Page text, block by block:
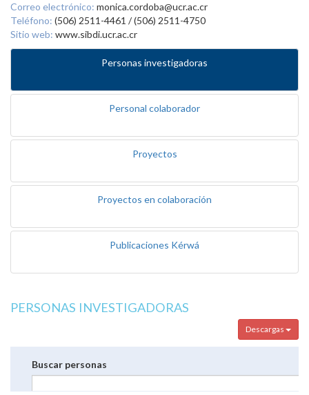
Correo electrónico: monica.cordoba@ucr.ac.cr
Teléfono: (506) 2511-4461 / (506) 2511-4750
Sitio web: www.sibdi.ucr.ac.cr
Personas investigadoras
Personal colaborador
Proyectos
Proyectos en colaboración
Publicaciones Kérwá
PERSONAS INVESTIGADORAS
Descargas
Buscar personas